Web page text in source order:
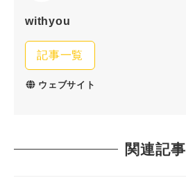
withyou
記事一覧
ウェブサイト
関連記事